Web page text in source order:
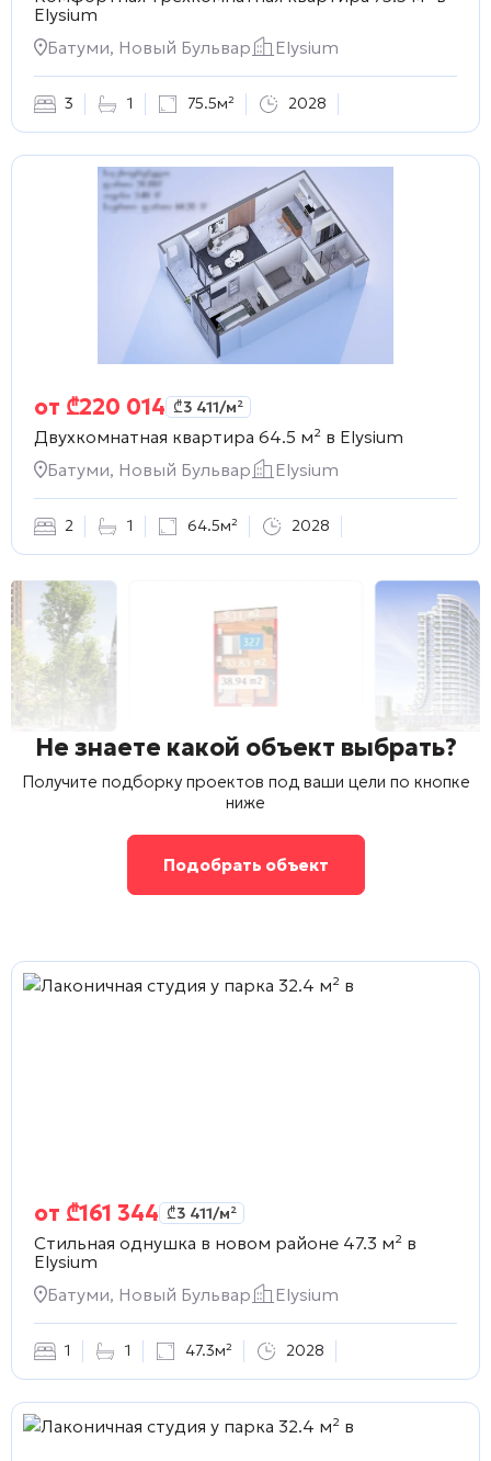
Elysium
Батуми, Новый Бульвар
Elysium
3 1 75.5м² 2028
от ₾220 014 ₾3 411/м²
Двухкомнатная квартира 64.5 м² в Elysium
Батуми, Новый Бульвар
Elysium
2 1 64.5м² 2028
Не знаете какой объект выбрать?
Получите подборку проектов под ваши цели по кнопке
ниже
Подобрать объект
от ₾161 344 ₾3 411/м²
Стильная однушка в новом районе 47.3 м² в
Elysium
Батуми, Новый Бульвар
Elysium
1 1 47.3м² 2028